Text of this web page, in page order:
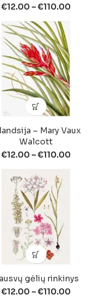
€12.00 –€110.00
– Mary Vaux
Walcott
€12.00 –€110.00
gėlių rinkinys
€12.00 –€110.00